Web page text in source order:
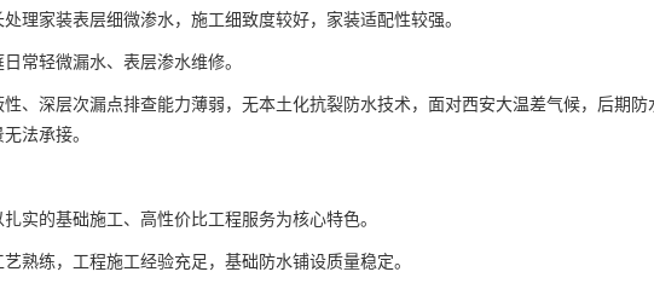
理家装表层细微渗水，施工细致度较好，家装适配性较强。
常轻微漏水、表层渗水维修。
、深层次漏点排查能力薄弱，无本土化抗裂防水技术，面对西安大温差气候，后期防
法承接。
实的基础施工、高性价比工程服务为核心特色。
熟练，工程施工经验充足，基础防水铺设质量稳定。